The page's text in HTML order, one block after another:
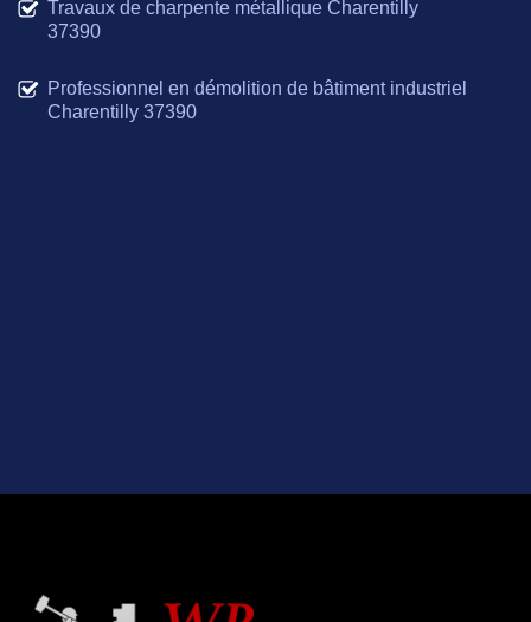
Travaux de charpente métallique Charentilly
37390
Professionnel en démolition de bâtiment industriel
Charentilly 37390